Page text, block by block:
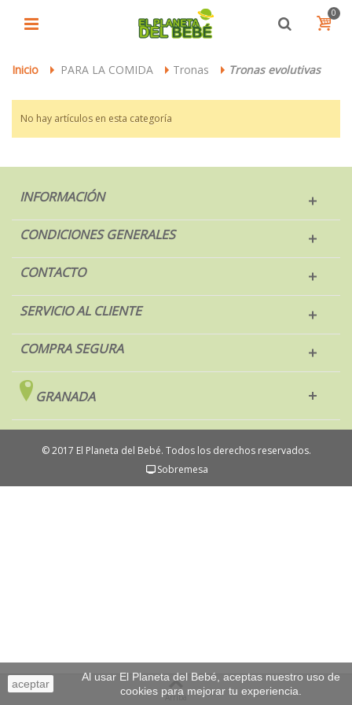
0
Inicio > PARA LA COMIDA > Tronas > Tronas evolutivas
No hay artículos en esta categoría
INFORMACIÓN
CONDICIONES GENERALES
CONTACTO
SERVICIO AL CLIENTE
COMPRA SEGURA
GRANADA
aceptar
Al usar El Planeta del Bebé, aceptas nuestro uso de
cookies para mejorar tu experiencia.
© 2017 El Planeta del Bebé. Todos los derechos reservados.
Sobremesa
Arriba